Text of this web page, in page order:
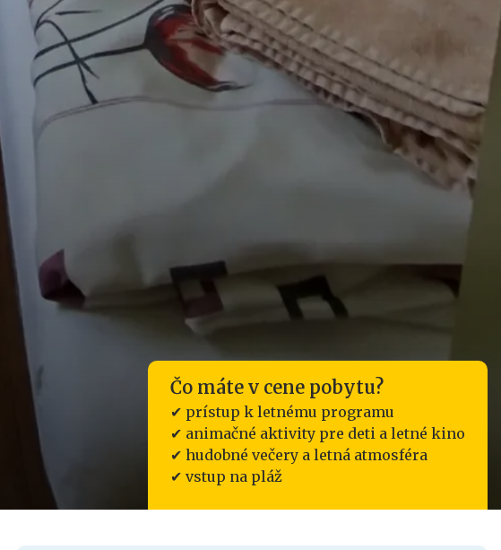
Čo máte v cene pobytu?
✔ prístup k letnému programu
✔ animačné aktivity pre deti a letné kino
✔ hudobné večery a letná atmosféra
✔ vstup na pláž